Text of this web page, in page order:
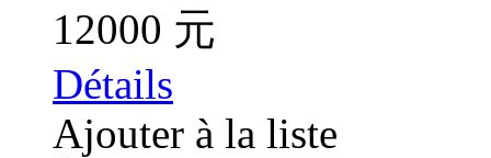
12000 元
Détails
Ajouter à la liste